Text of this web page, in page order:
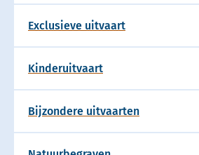
Exclusieve uitvaart
Kinderuitvaart
Bijzondere uitvaarten